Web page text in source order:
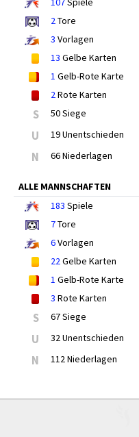
2Tore
3 Vorlagen
13 Gelbe Karten
1 Gelb-Rote Karte
2Rote Karten
S 50 Siege
U 19 Unentschieden
N 66 Niederlagen
ALLE MANNSCHAFTEN
183 Spiele
7Tore
6Vorlagen
22Gelbe Karten
1 Gelb-Rote Karte
3 Rote Karten
S 67 Siege
U 32 Unentschieden
N 112 Niederlagen